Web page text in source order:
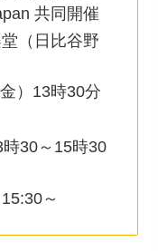
共同開催
（日比谷野
）13時30分
30～15時30
～